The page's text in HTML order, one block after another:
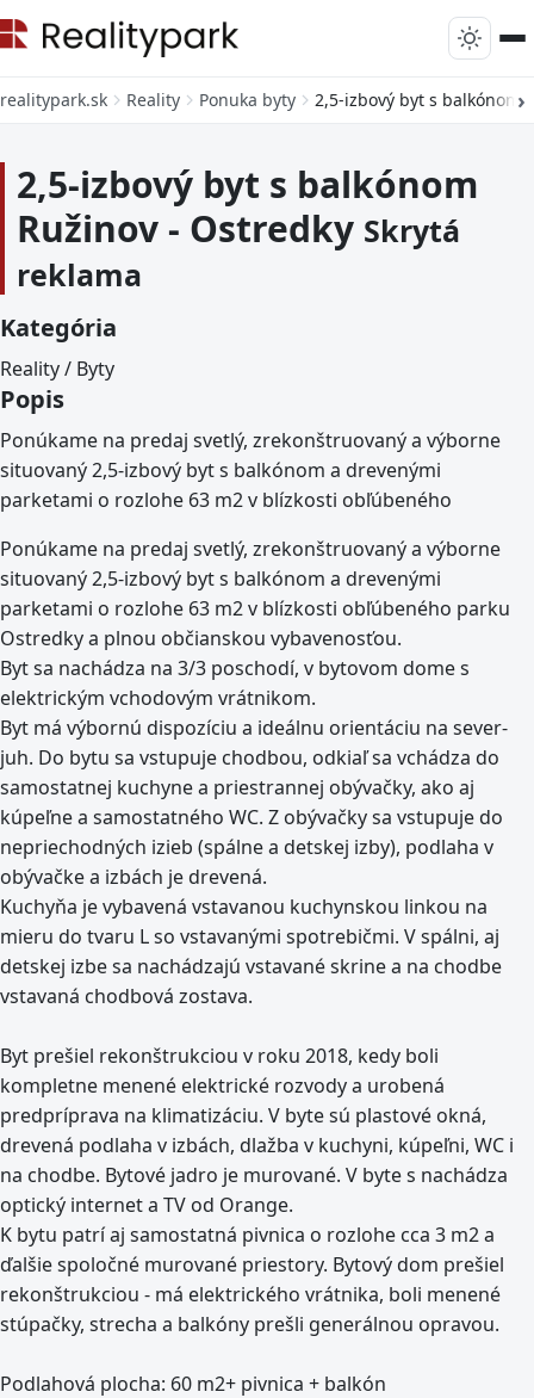
realitypark.sk Reality Ponuka byty 2,5-izbový byt s balkónom
2,5-izbový byt s balkónom
Ružinov - Ostredky Skrytá
reklama
Kategória
Reality / Byty
Popis
Ponúkame na predaj svetlý, zrekonštruovaný a výborne
situovaný 2,5-izbový byt s balkónom a drevenými
parketami o rozlohe 63 m2 v blízkosti obľúbeného
Ponúkame na predaj svetlý, zrekonštruovaný a výborne
situovaný 2,5-izbový byt s balkónom a drevenými
parketami o rozlohe 63 m2 v blízkosti obľúbeného parku
Ostredky a plnou občianskou vybavenosťou.
Byt sa nachádza na 3/3 poschodí, v bytovom dome s
elektrickým vchodovým vrátnikom.
Byt má výbornú dispozíciu a ideálnu orientáciu na sever-
juh. Do bytu sa vstupuje chodbou, odkiaľ sa vchádza do
samostatnej kuchyne a priestrannej obývačky, ako aj
kúpeľne a samostatného WC. Z obývačky sa vstupuje do
nepriechodných izieb (spálne a detskej izby), podlaha v
obývačke a izbách je drevená.
Kuchyňa je vybavená vstavanou kuchynskou linkou na
mieru do tvaru L so vstavanými spotrebičmi. V spálni, aj
detskej izbe sa nachádzajú vstavané skrine a na chodbe
vstavaná chodbová zostava.
Byt prešiel rekonštrukciou v roku 2018, kedy boli
kompletne menené elektrické rozvody a urobená
predpríprava na klimatizáciu. V byte sú plastové okná,
drevená podlaha v izbách, dlažba v kuchyni, kúpeľni, WC i
na chodbe. Bytové jadro je murované. V byte s nachádza
optický internet a TV od Orange.
K bytu patrí aj samostatná pivnica o rozlohe cca 3 m2 a
ďalšie spoločné murované priestory. Bytový dom prešiel
rekonštrukciou - má elektrického vrátnika, boli menené
stúpačky, strecha a balkóny prešli generálnou opravou.
Podlahová plocha: 60 m2+ pivnica + balkón